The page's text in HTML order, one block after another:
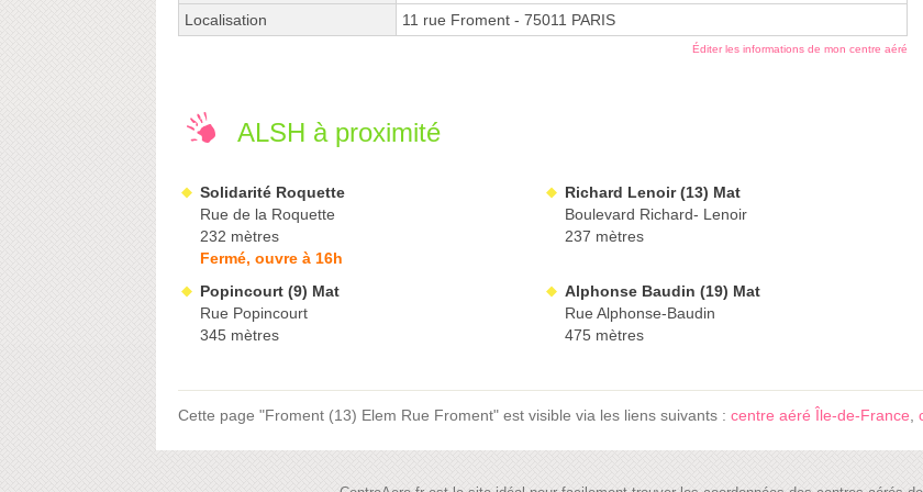
Localisation
11 rue Froment - 75011 PARIS
Éditer les informations de mon centre aéré
ALSH à proximité
Solidarité Roquette
Rue de la Roquette
232 mètres
Fermé, ouvre à 16h
Richard Lenoir (13) Mat
Boulevard Richard- Lenoir
237 mètres
Popincourt (9) Mat
Rue Popincourt
345 mètres
Alphonse Baudin (19) Mat
Rue Alphonse-Baudin
475 mètres
Cette page "Froment (13) Elem Rue Froment" est visible via les liens suivants : centre aéré Île-de-France